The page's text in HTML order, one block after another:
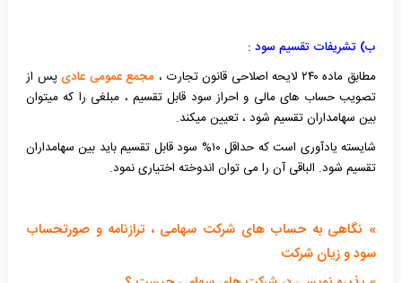
ب) تشریفات تقسیم سود :
مطابق ماده ۲۴۰ لایحه اصلاحی قانون تجارت ،
مجمع عمومی عادی پس از
تصویب حساب های مالی و احراز سود قابل تقسیم ، مبلغی را که میتوان
بین سهامداران تقسیم شود ، تعیین میکند.
شایسته یادآوری است که حداقل ۱۰% سود قابل تقسیم باید بین سهامداران
تقسیم شود. الباقی آن را می توان اندوخته اختیاری نمود.
» نگاهی به حساب های شرکت سهامی ، ترازنامه و صورتحساب
سود و زیان شرکت